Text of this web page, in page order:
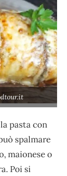
pasta con
spalmare
maionese o
Poi si